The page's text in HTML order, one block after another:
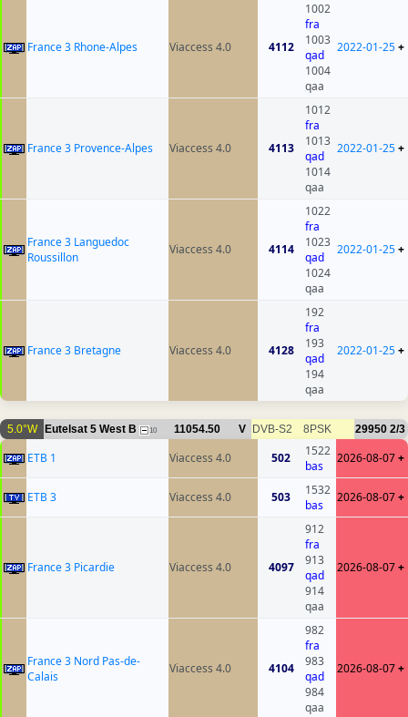
France 3 Rhone-Alpes Viaccess 4.0 4112
1002
fra
1003
qad
1004
qaa
2022-01-25+
France 3 Provence-Alpes Viaccess 4.0 4113
1012
fra
1013
qad
1014
qaa
2022-01-25+
France 3 Languedoc
Roussillon
Viaccess 4.0 4114
1022
fra
1023
qad
1024
qaa
2022-01-25+
France 3 Bretagne Viaccess 4.0 4128
192
fra
193
qad
194
qaa
2022-01-25+
5.0°W Eutelsat 5 West B 10 11054.50 V DVB-S2 8PSK 29950 2/3
ETB 1 Viaccess 4.0 502
1522
bas
2026-08-07+
ETB 3 Viaccess 4.0 503
1532
bas
2026-08-07+
France 3 Picardie Viaccess 4.0 4097
912
fra
913
qad
914
qaa
2026-08-07+
France 3 Nord Pas-de-
Calais
Viaccess 4.0 4104
982
fra
983
qad
984
qaa
2026-08-07+